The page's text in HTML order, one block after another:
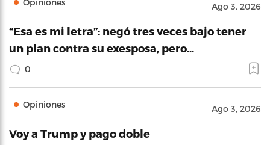
Ago 3, 2026
“Esa es mi letra”: negó tres veces bajo tener
un plan contra su exesposa, pero…
0
Opiniones Ago 3, 2026
Voy a Trump y pago doble